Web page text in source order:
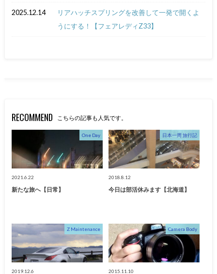
2025.12.14
リアハッチスプリングを改善して一発で開くよ
うにする！【フェアレディZ33】
RECOMMEND こちらの記事も人気です。
One Day
2021.6.22
新たな旅へ【日常】
日本一周 旅行記
2018.8.12
今日は部活休みます【北海道】
Z Maintenance
2019.12.6
Camera Body
2015.11.10